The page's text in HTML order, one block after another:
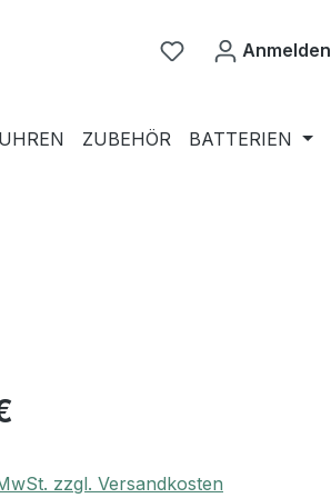
Anmelden
ZUBEHÖR
BATTERIEN
zzgl. Versandkosten